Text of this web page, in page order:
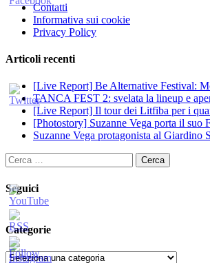
Contatti
Informativa sui cookie
Privacy Policy
Articoli recenti
[Live Report] Be Alternative Festival:
TANCA FEST 2: svelata la lineup e
[Live Report] Il tour dei Litfiba per i
[Photostory] Suzanne Vega porta il
Suzanne Vega protagonista al Giardino
Ricerca
per:
Seguici
Categorie
Categorie